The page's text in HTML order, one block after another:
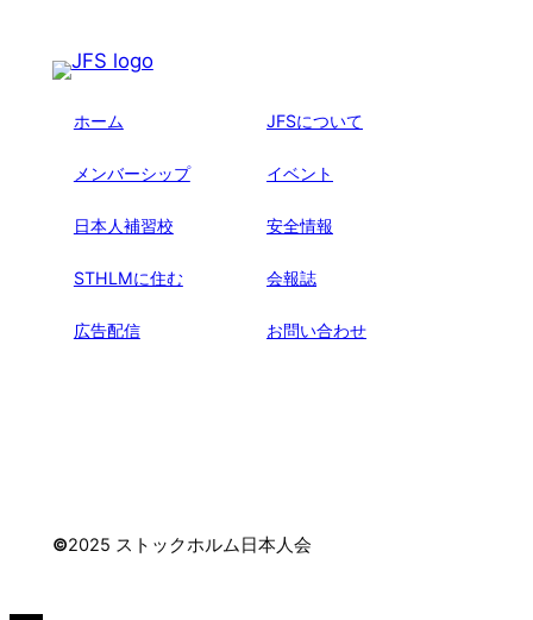
ホーム
メンバーシップ
日本人補習校
STHLMに住む
広告配信
JFSについて
イベント
安全情報
会報誌
お問い合わせ
©2025 ストックホルム日本人会